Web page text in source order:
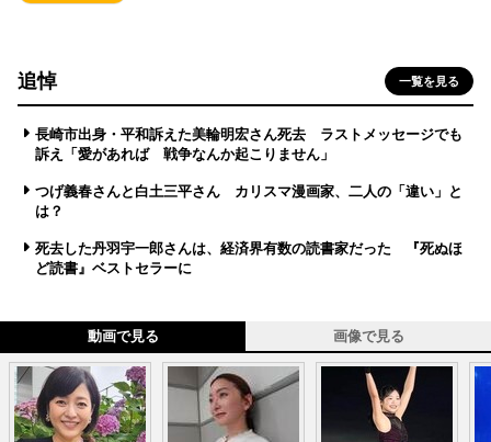
追悼 一覧を見る
長崎市出身・平和訴えた美輪明宏さん死去 ラストメッセージでも
訴え「愛があれば 戦争なんか起こりません」
つげ義春さんと白土三平さん カリスマ漫画家、二人の「違い」と
は？
死去した丹羽宇一郎さんは、経済界有数の読書家だった 『死ぬほ
ど読書』ベストセラーに
動画で見る 画像で見る